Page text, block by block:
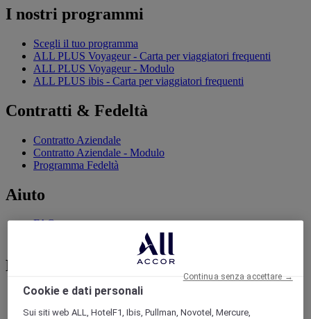
I nostri programmi
Scegli il tuo programma
ALL PLUS Voyageur - Carta per viaggiatori frequenti
ALL PLUS Voyageur - Modulo
ALL PLUS ibis - Carta per viaggiatori frequenti
Contratti & Fedeltà
Contratto Aziendale
Contratto Aziendale - Modulo
Programma Fedeltà
Aiuto
FAQ
Ricerca e prenotazione
Per destinazione
Sito ALL Accor
Cookie e dati personali
Sui siti web ALL, HotelF1, Ibis, Pullman, Novotel, Mercure,
Continua senza accettare →